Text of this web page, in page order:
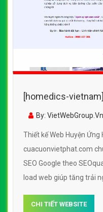
[homedics-
Ứng Hòa -
By: VietWebGroup.Vn
Thiết kế Web Huyện
cuacuonvietphat.com
SEO Google theo
load web giúp tăng trải
CHI TIẾT WEBSITE